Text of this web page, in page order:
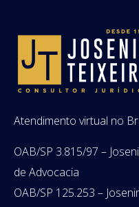
Atendimento virtual no
OAB/SP 3.815/97 –
de Advocacia
OAB/SP 125.253 –